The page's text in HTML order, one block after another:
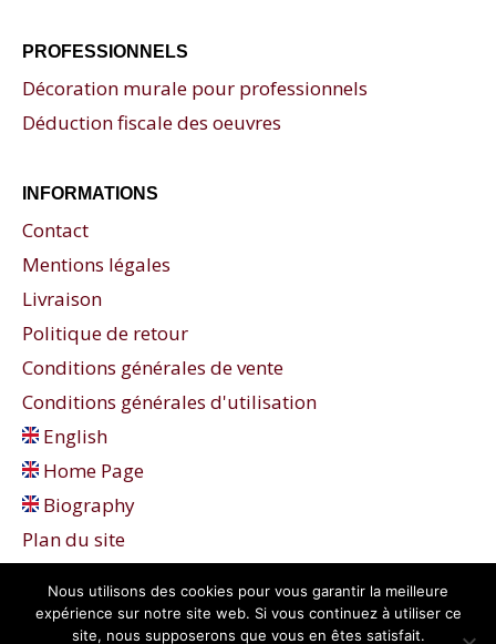
PROFESSIONNELS
Décoration murale pour professionnels
Déduction fiscale des oeuvres
INFORMATIONS
Contact
Mentions légales
Livraison
Politique de retour
Conditions générales de vente
Conditions générales d'utilisation
English
Home Page
Biography
Plan du site
Nous utilisons des cookies pour vous garantir la meilleure
expérience sur notre site web. Si vous continuez à utiliser ce
site, nous supposerons que vous en êtes satisfait.